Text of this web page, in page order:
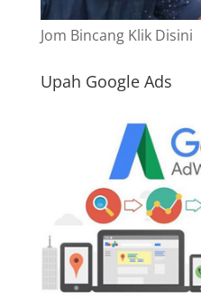
Jom Bincang Klik Disini
Upah Google Ads